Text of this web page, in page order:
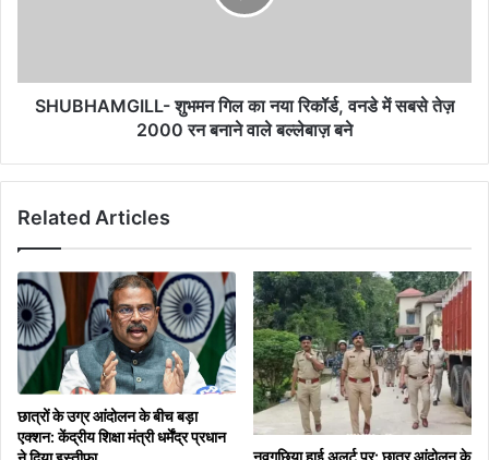
सबसे
बल्लेबाज़
SHUBHAMGILL- शुभमन गिल का नया रिकॉर्ड, वनडे में सबसे तेज़
2000 रन बनाने वाले बल्लेबाज़ बने
Related Articles
छात्रों के उग्र आंदोलन के बीच बड़ा
एक्शन: केंद्रीय शिक्षा मंत्री धर्मेंद्र प्रधान